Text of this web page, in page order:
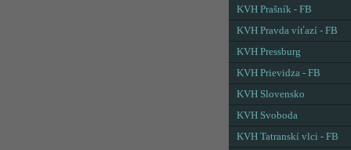
KVH Prašník - FB
KVH Pravda víťazí - FB
KVH Pressburg
KVH Prievidza - FB
KVH Slovensko
KVH Svoboda
KVH Tatranskí vlci - FB